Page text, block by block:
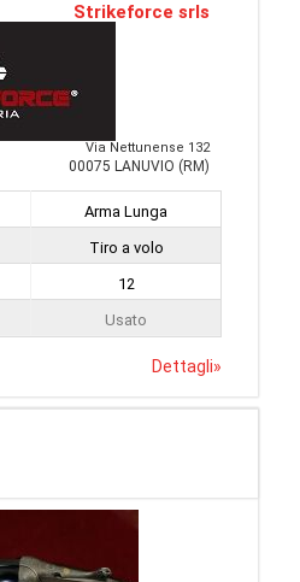
Strikeforce srls
Via Nettunense 132
00075 LANUVIO (RM)
Arma Lunga
Tiro a volo
12
Usato
Dettagli»